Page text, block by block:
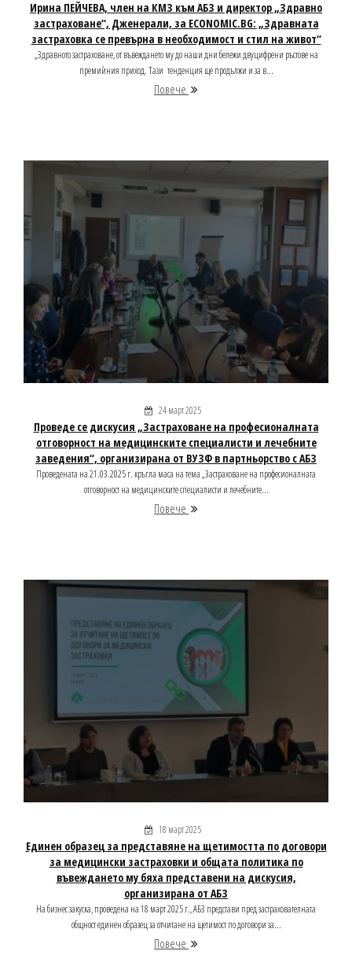
Ирина ПЕЙЧЕВА, член на КМЗ към АБЗ и директор „Здравно
застраховане“, Дженерали, за ECONOMIC.BG: „Здравната
застраховка се превърна в необходимост и стил на живот“
„Здравното застраховане, от въвеждането му до наши дни бележи двуцифрени ръстове на
премийния приход. Тази тенденция ще продължи и за в...
Повече
24 март 2025
Проведе се дискусия „Застраховане на професионалната
отговорност на медицинските специалисти и лечебните
заведения“, организирана от ВУЗФ в партньорство с АБЗ
Проведената на 21.03.2025 г. кръгла маса на тема „Застраховане на професионалната
отговорност на медицинските специалисти и лечебните...
Повече
18 март 2025
Единен образец за представяне на щетимостта по договори
за медицински застраховки и общата политика по
въвеждането му бяха представени на дискусия,
организирана от АБЗ
На бизнес закуска, проведена на 18 март 2025 г., АБЗ представи пред застрахователната
общност единен образец за отчитане на щетимост по договори за...
Повече